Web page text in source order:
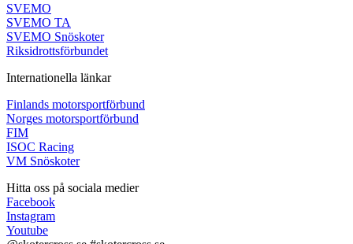
SVEMO
SVEMO TA
SVEMO Snöskoter
Riksidrottsförbundet
Internationella länkar
Finlands motorsportförbund
Norges motorsportförbund
FIM
ISOC Racing
VM Snöskoter
Hitta oss på sociala medier
Facebook
Instagram
Youtube